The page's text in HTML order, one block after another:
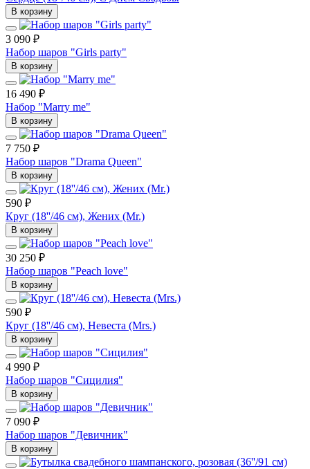
В корзину
3 090 ₽
Набор шаров "Girls party"
В корзину
16 490 ₽
Набор "Marry me"
В корзину
7 750 ₽
Набор шаров "Drama Queen"
В корзину
590 ₽
Круг (18''/46 см), Жених (Mr.)
В корзину
30 250 ₽
Набор шаров "Peach love"
В корзину
590 ₽
Круг (18''/46 см), Невеста (Mrs.)
В корзину
4 990 ₽
Набор шаров "Сицилия"
В корзину
7 090 ₽
Набор шаров "Девичник"
В корзину